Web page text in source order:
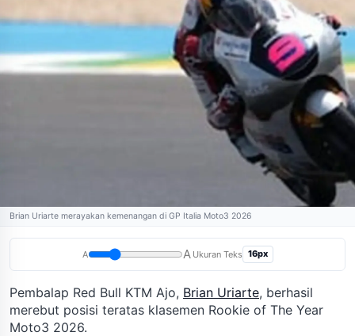
Brian Uriarte merayakan kemenangan di GP Italia Moto3 2026
A A Ukuran Teks 16px
Pembalap Red Bull KTM Ajo, Brian Uriarte, berhasil
merebut posisi teratas klasemen Rookie of The Year
Moto3 2026.